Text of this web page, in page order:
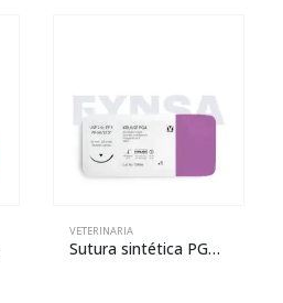
VETERINARIA
Sutura sintética PGA USP 2-0 de 70 cm con aguja de 26 mm